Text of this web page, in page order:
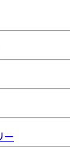
ー